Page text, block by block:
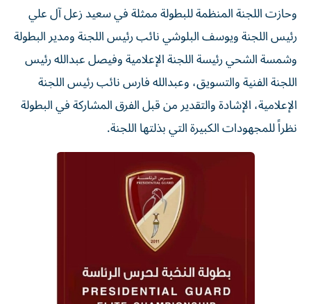
وحازت اللجنة المنظمة للبطولة ممثلة في سعيد زعل آل علي
رئيس اللجنة ويوسف البلوشي نائب رئيس اللجنة ومدير البطولة
وشمسة الشحي رئيسة اللجنة الإعلامية وفيصل عبدالله رئيس
اللجنة الفنية والتسويق، وعبدالله فارس نائب رئيس اللجنة
الإعلامية، الإشادة والتقدير من قبل الفرق المشاركة في البطولة
نظراً للمجهودات الكبيرة التي بذلتها اللجنة.